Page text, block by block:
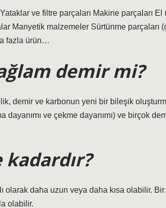
ve filtre parçaları Makine parçaları El
Manyetik malzemeler Sürtünme parçaları
fazla ürün…
demir mi?
demir ve karbonun yeni bir bileşik
ve çekme dayanımı) ve birçok
olarak daha uzun veya daha kısa olabilir.
olabilir.